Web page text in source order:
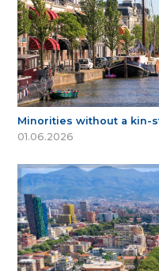
Minorities without a kin-
01.06.2026